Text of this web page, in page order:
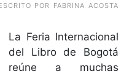
POR FABRINA ACOSTA
La Feria Internacional
del Libro de Bogotá
reúne a muchas